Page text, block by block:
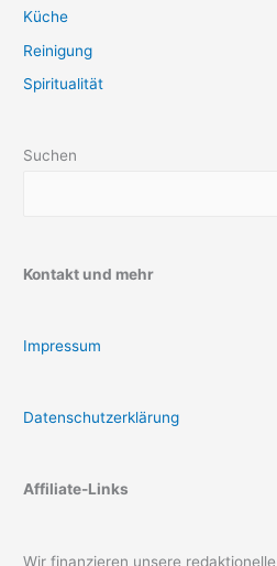
Küche
Reinigung
Spiritualität
Suchen
Kontakt und mehr
Impressum
Datenschutzerklärung
Affiliate-Links
Wir finanzieren unsere